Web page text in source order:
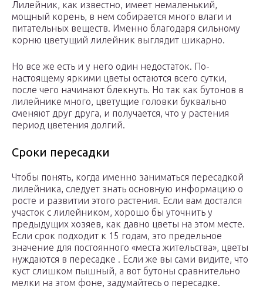
Лилейник, как известно, имеет немаленький,
мощный корень, в нем собирается много влаги и
питательных веществ. Именно благодаря сильному
корню цветущий лилейник выглядит шикарно.
Но все же есть и у него один недостаток. По-
настоящему яркими цветы остаются всего сутки,
после чего начинают блекнуть. Но так как бутонов в
лилейнике много, цветущие головки буквально
сменяют друг друга, и получается, что у растения
период цветения долгий.
Сроки пересадки
Чтобы понять, когда именно заниматься пересадкой
лилейника, следует знать основную информацию о
росте и развитии этого растения. Если вам достался
участок с лилейником, хорошо бы уточнить у
предыдущих хозяев, как давно цветы на этом месте.
Если срок подходит к 15 годам, это предельное
значение для постоянного «места жительства», цветы
нуждаются в пересадке . Если же вы сами видите, что
куст слишком пышный, а вот бутоны сравнительно
мелки на этом фоне, задумайтесь о пересадке.